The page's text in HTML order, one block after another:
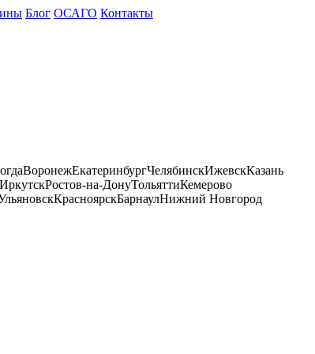
Блог ОСАГО Контакты
ВоронежЕкатеринбургЧелябинскИжевскКазань
ИркутскРостов-на-ДонуТольяттиКемерово
КрасноярскБарнаулНижний Новгород